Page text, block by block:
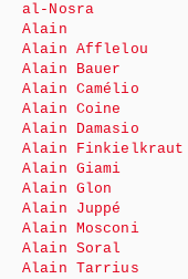
al-Nosra
Alain
Alain Afflelou
Alain Bauer
Alain Camélio
Alain Coine
Alain Damasio
Alain Finkielkraut
Alain Giami
Alain Glon
Alain Juppé
Alain Mosconi
Alain Soral
Alain Tarrius